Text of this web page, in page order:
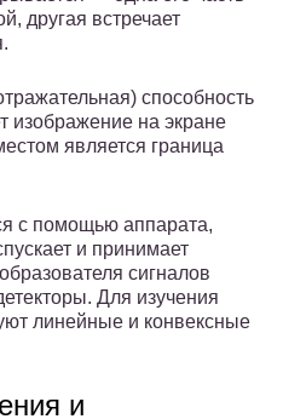
другая встречает
способность
изображение на экране
является граница
с помощью аппарата,
и принимает
сигналов
Для изучения
линейные и конвексные
и